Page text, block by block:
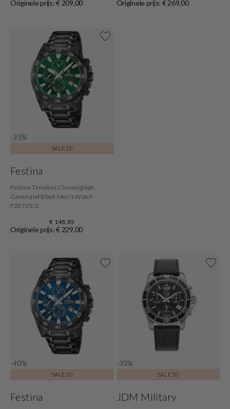
Originele prijs: € 209,00 Originele prijs: € 269,00
-35%
SALE10
Festina
Festina Timeless Chronograph
Green and Black Men's Watch
F20735/2
€ 148,85
Originele prijs: € 229,00
-40%
SALE10
Festina
-35%
SALE10
JDM Military